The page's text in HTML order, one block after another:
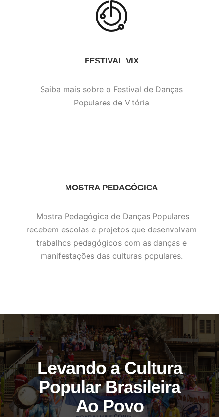
FESTIVAL VIX
Saiba mais sobre o Festival de Danças
Populares de Vitória
MOSTRA PEDAGÓGICA
Mostra Pedagógica de Danças Populares
recebem escolas e projetos que desenvolvam
trabalhos pedagógicos com as danças e
manifestações das culturas populares.
Levando a Cultura
Popular Brasileira
Ao Povo